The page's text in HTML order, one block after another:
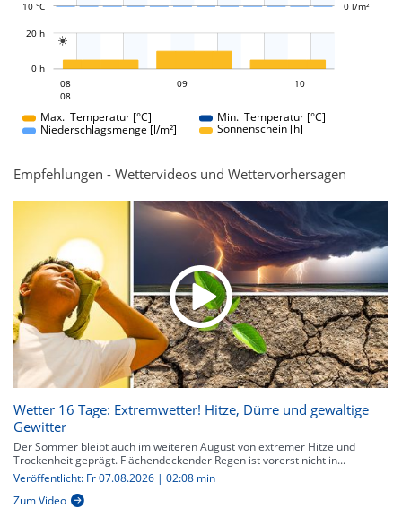
10 °C 0 l/m²

0 h
20 h
08
08
09 10
Max. Temperatur [°C]
Min. Temperatur [°C]
Niederschlagsmenge [l/m²]
Sonnenschein [h]
Empfehlungen - Wettervideos und Wettervorhersagen
Wetter 16 Tage: Extremwetter! Hitze, Dürre und gewaltige
Gewitter
Der Sommer bleibt auch im weiteren August von extremer Hitze und
Trockenheit geprägt. Flächendeckender Regen ist vorerst nicht in...
Veröffentlicht: Fr 07.08.2026 | 02:08 min
Zum Video